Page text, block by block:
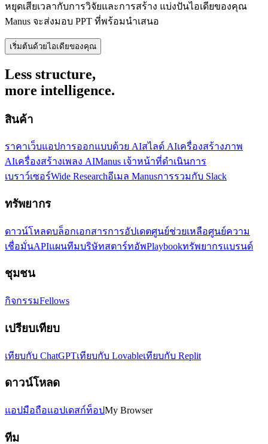
หยุดเสียเวลากับการวิจัยและการสร้าง แบ่งปันไอเดียของคุณ
Manus จะส่งมอบ PPT ที่พร้อมนำเสนอ
เริ่มต้นด้วยไอเดียของคุณ
Less structure,
more intelligence.
สินค้า
ราคาเว็บแอปการออกแบบด้วย AIสไลด์ AIเครื่องสร้างภาพ
AIเครื่องสร้างเพลง AIManus เจ้าหน้าที่ดำเนินการ
เบราว์เซอร์Wide Researchอีเมล Manusการรวมกับ Slack
ทรัพยากร
ดาวน์โหลดบล็อกเอกสารการอัปเดตศูนย์ช่วยเหลือศูนย์ความ
เชื่อมั่นAPIแผนทีมบริษัทสตาร์ทอัพPlaybookทรัพยากรแบรนด์
ชุมชน
กิจกรรมFellows
เปรียบเทียบ
เทียบกับ ChatGPTเทียบกับ Lovableเทียบกับ Replit
ดาวน์โหลด
แอปมือถือแอปเดสก์ท็อปMy Browser
ทีม